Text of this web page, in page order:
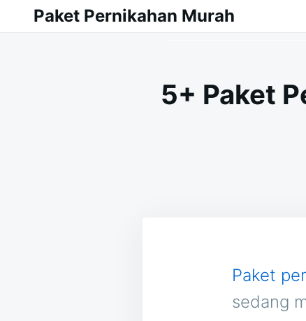
Search
Paket Pernikahan Murah
5+ Paket
Paket
sedang